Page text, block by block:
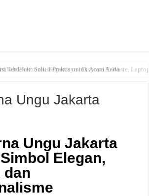
Terdekat: Solusi Praktis untuk Acara Anda
Ungu Jakarta
Ungu Jakarta
Elegan,
dan